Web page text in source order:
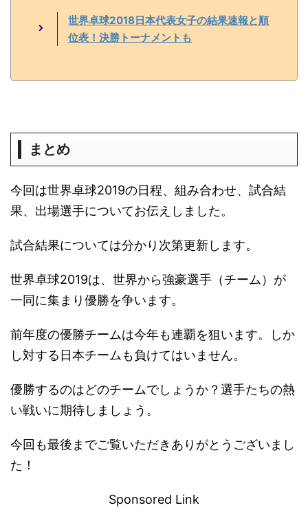
世界卓球2018日本代表女子の結果速報と順
位表！決勝トーナメントも
まとめ
今回は世界卓球2019の日程、組み合わせ、試合結
果、出場選手についてお伝えしました。
試合結果については分かり次第更新します。
世界卓球2019は、世界から強豪選手（チーム）が
一同に集まり優勝を争います。
前年度の優勝チームは今年も連覇を狙います。しか
し対する日本チームも負けてはいません。
優勝するのはどのチームでしょうか？選手たちの熱
い戦いに期待しましょう。
今回も最後までご覧いただきありがとうございまし
た！
Sponsored Link